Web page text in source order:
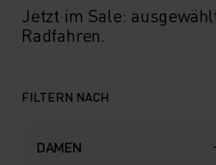
Jetzt im Sale:
Radfahren.
FILTERN NACH
DAMEN